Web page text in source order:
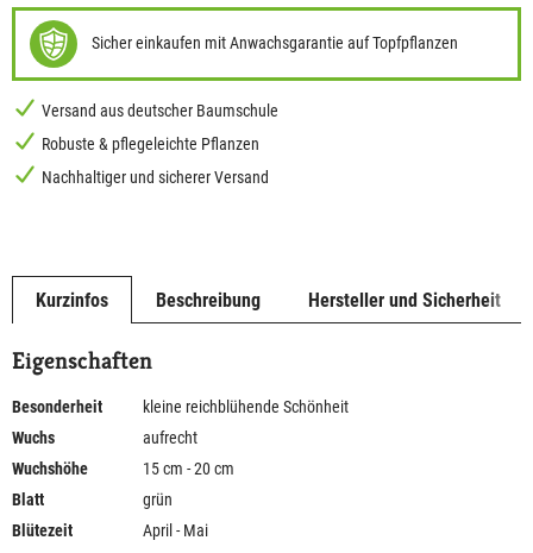
Sicher einkaufen mit Anwachsgarantie auf Topfpflanzen
Versand aus deutscher Baumschule
Robuste & pflegeleichte Pflanzen
Nachhaltiger und sicherer Versand
Kurzinfos Beschreibung Hersteller und Sicherheit
Eigenschaften
Besonderheit
kleine reichblühende Schönheit
Wuchs
aufrecht
Wuchshöhe
15 cm - 20 cm
Blatt
grün
Blütezeit
April - Mai